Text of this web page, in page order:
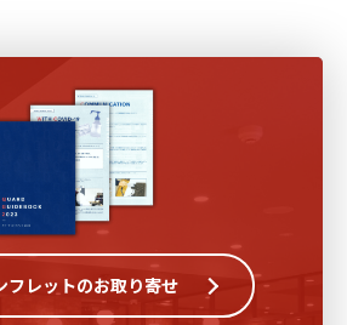
フレットのお取り寄せ